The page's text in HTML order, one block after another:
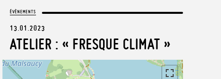
ÉVÈNEMENTS
13.01.2023
ATELIER : « FRESQUE CLIMAT »